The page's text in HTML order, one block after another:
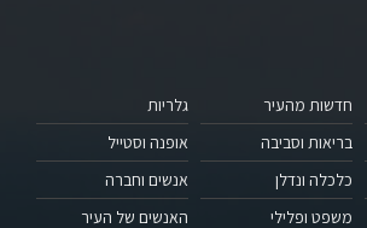
חדשות מהעיר
בריאות וסביבה
כלכלה ונדלן
משפט ופלילי
גלריות
אופנה וסטייל
אנשים וחברה
האנשים של העיר